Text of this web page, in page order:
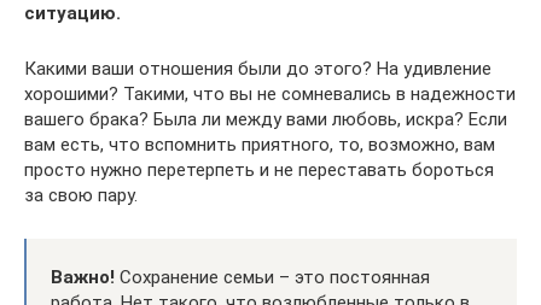
ситуацию.
Какими ваши отношения были до этого? На удивление
хорошими? Такими, что вы не сомневались в надежности
вашего брака? Была ли между вами любовь, искра? Если
вам есть, что вспомнить приятного, то, возможно, вам
просто нужно перетерпеть и не переставать бороться
за свою пару.
Важно! Сохранение семьи – это постоянная